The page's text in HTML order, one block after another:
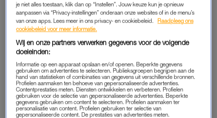
opnieuw toe als ze slachtoffer wordt vande toeslagenaffaire
Daardoor raakt Setty nog dieper in de schulden.”
Setty en haar twee kinderen moeten rondkomen van tachtig
euro per week. “Als ik het soms niet red, dan is dat maar zo”,
zegt ze in de reportage tegen Carrie. En dat is eigenlijk iedere
week zo. Dan leent ze geld uit haar zoons spaarpot. “Ik voel
mij dan echt laag”, vertelt Setty. “Hij is negen en dan moet je
toch naar je zoon toe van: ‘Hé, mama redt het niet. Zou je tien
euro uit je spaarpot kunnen pakken?’ Ik schaam me ervoor.”
je niet alles toestaan, klik dan op “Instellen”. Jouw keuze kun je opnieuw
aanpassen via “Privacy-instellingen” onderaan onze websites of in de menu’s
van onze apps. Lees meer in ons privacy- en cookiebeleid.
Raadpleeg ons
cookiebeleid voor meer informatie.
Wij en onze partners verwerken gegevens voor de volgende
doeleinden:
Informatie op een apparaat opslaan en/of openen. Beperkte gegevens
gebruiken om advertenties te selecteren. Publieksgroepen begrijpen aan de
hand van statistieken of combinaties van gegevens uit verschillende bronnen.
Profielen aanmaken ten behoeve van gepersonaliseerde advertenties.
Contentprestaties meten. Diensten ontwikkelen en verbeteren. Profielen
gebruiken voor de selectie van gepersonaliseerde advertenties. Beperkte
gegevens gebruiken om content te selecteren. Profielen aanmaken ter
personalisatie van content. Profielen gebruiken ter selectie van
gepersonaliseerde content. De prestaties van advertenties meten.